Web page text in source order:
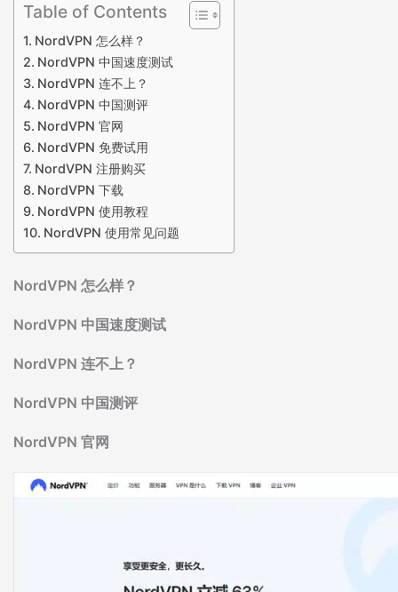
Table of Contents
NordVPN 怎么样？
NordVPN 中国速度测试
NordVPN 连不上？
NordVPN 中国测评
NordVPN 官网
NordVPN 免费试用
NordVPN 注册购买
NordVPN 下载
NordVPN 使用教程
NordVPN 使用常见问题
NordVPN 怎么样？
NordVPN 中国速度测试
NordVPN 连不上？
NordVPN 中国测评
NordVPN 官网